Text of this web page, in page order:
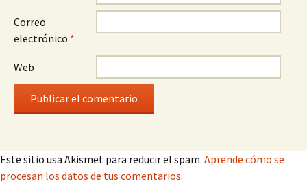
Correo
electrónico *
Web
Este sitio usa Akismet para reducir el spam. Aprende cómo se
procesan los datos de tus comentarios.